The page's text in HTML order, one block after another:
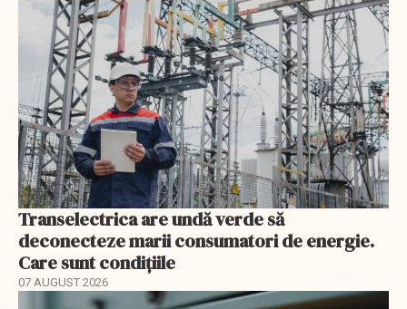
Transelectrica are undă verde să
deconecteze marii consumatori de energie.
Care sunt condițiile
07 AUGUST 2026